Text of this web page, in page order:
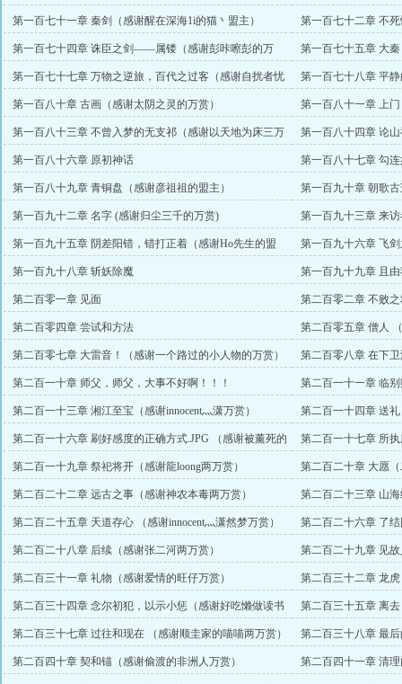
第一百七十一章 秦剑（感谢醒在深海1i的猫丶盟主） 第一百七十二章 不
第一百七十四章 诛臣之剑——属镂（感谢彭咔嚓彭的万
赏）
第一百七十五章 大
第一百七十七章 万物之逆旅，百代之过客（感谢自扰者忧
天万赏）
第一百七十八章 平
盟主）
第一百八十章 古画（感谢太阴之灵的万赏） 第一百八十一章 上
第一百八十三章 不曾入梦的无支祁（感谢以天地为床三万
赏）
第一百八十四章 论山
第一百八十六章 原初神话 第一百八十七章 勾
第一百八十九章 青铜盘（感谢彦祖祖的盟主） 第一百九十章 朝歌
第一百九十二章 名字 (感谢归尘三千的万赏) 第一百九十三章 来
第一百九十五章 阴差阳错，错打正着（感谢Ho先生的盟
主）
第一百九十六章 飞
赏）
第一百九十八章 斩妖除魔
第一百九十九章 且
白的万赏）
第二百零一章 见面 第二百零二章 不败
第二百零四章 尝试和方法 第二百零五章 僧人
第二百零七章 大雷音！（感谢一个路过的小人物的万赏）
第二百零八章 在下
吉万赏）
第二百一十章 师父，师父，大事不好啊！！！ 第二百一十一章 临
第二百一十三章 湘江至宝（感谢innocent灬潇万赏）
第二百一十四章 送
赏）
第二百一十六章 刷好感度的正确方式.JPG （感谢被薰死的
臭臭万赏）
第二百一十七章 所
第二百一十九章 祭祀将开（感谢龍loong两万赏）
第二百二十章 大愿
赏）
第二百二十二章 远古之事（感谢神农本毒两万赏） 第二百二十三章 山
第二百二十五章 天道存心 （感谢innocent灬潇然梦万赏） 第二百二十六章 了
第二百二十八章 后续（感谢张二河两万赏） 第二百二十九章 见
第二百三十一章 礼物（感谢爱情的旺仔万赏） 第二百三十二章 龙
第二百三十四章 念尔初犯，以示小惩（感谢好吃懒做读书
客万赏）
第二百三十五章 离
第二百三十七章 过往和现在 （感谢顺圭家的喵喵两万赏） 第二百三十八章 最
第二百四十章 契和锚（感谢偷渡的非洲人万赏） 第二百四十一章 清